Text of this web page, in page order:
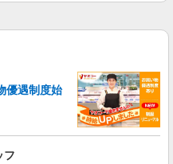
トの惣菜スタッフ
時給1,330円〜1,580円（曜
） 時給1330円〜 18時以降：時
＋100円 ★日・祝＋100円 ※ア
や募集内容はお問い合わせく
優遇制度始
フ